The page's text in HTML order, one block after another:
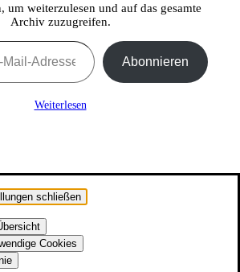
um weiterzulesen und auf das gesamte
Archiv zuzugreifen.
Abonnieren
Weiterlesen
schließen
Cookies